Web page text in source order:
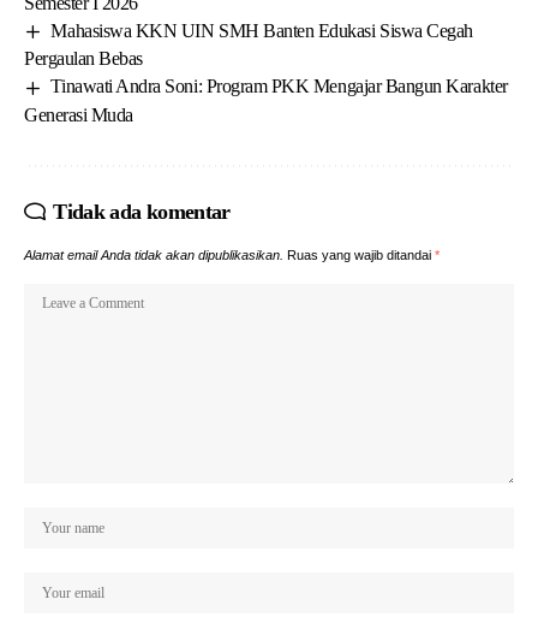
Mahasiswa KKN UIN SMH Banten Edukasi Siswa Cegah
Pergaulan Bebas
Tinawati Andra Soni: Program PKK Mengajar Bangun Karakter
Generasi Muda
Tidak ada komentar
Alamat email Anda tidak akan dipublikasikan. Ruas yang wajib ditandai *